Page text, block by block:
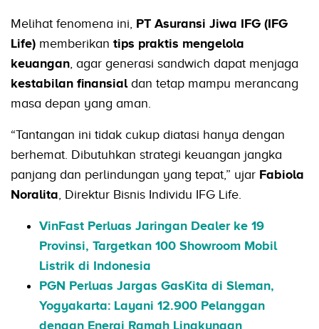
Melihat fenomena ini, PT Asuransi Jiwa IFG (IFG
Life) memberikan tips praktis mengelola
keuangan , agar generasi sandwich dapat menjaga
kestabilan finansialdan tetap mampu merancang
masa depan yang aman.
“Tantangan ini tidak cukup diatasi hanya dengan
berhemat. Dibutuhkan strategi keuangan jangka
panjang dan perlindungan yang tepat,” ujar Fabiola
Noralita , Direktur Bisnis Individu IFG Life.
VinFast Perluas Jaringan Dealer ke 19
Provinsi, Targetkan 100 Showroom Mobil
Listrik di Indonesia
PGN Perluas Jargas GasKita di Sleman,
Yogyakarta: Layani 12.900 Pelanggan
dengan Energi Ramah Lingkungan